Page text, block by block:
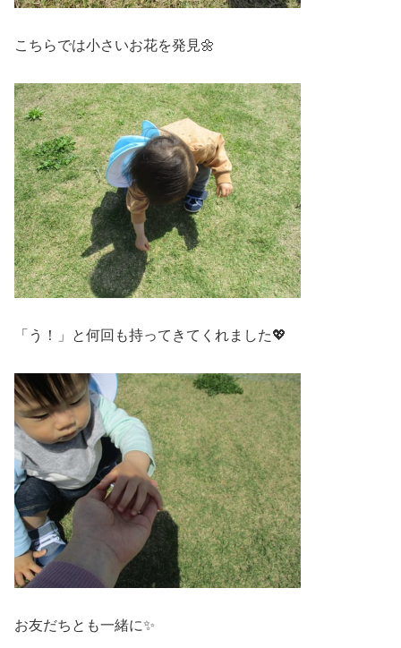
こちらでは小さいお花を発見🌼
「う！」と何回も持ってきてくれました💖
お友だちとも一緒に✨